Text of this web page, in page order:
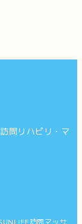
問リハビリ・マ